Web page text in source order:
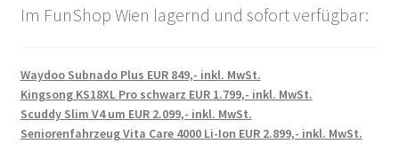
Im FunShop Wien lagernd und sofort verfügbar:
Waydoo Subnado Plus EUR 849,- inkl. MwSt.
Kingsong KS18XL Pro schwarz EUR 1.799,- inkl. MwSt.
Scuddy Slim V4 um EUR 2.099,- inkl. MwSt.
Seniorenfahrzeug Vita Care 4000 Li-Ion EUR 2.899,- inkl. MwSt.